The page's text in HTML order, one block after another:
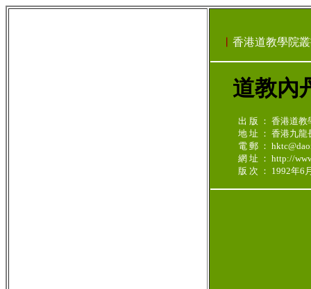
香港道教學院
道教內
出 版 ： 香港道教
地 址 ： 香港九
電 郵 ：
網 址 ： http://
版 次 ： 1992年6